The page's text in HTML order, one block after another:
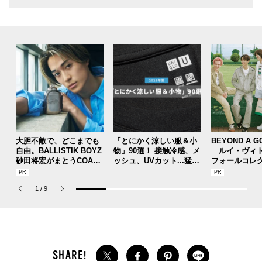
大胆不敵で、どこまでも
自由。BALLISTIK BOYZ
砂田将宏がまとうCOACH
の新作フレグランス「コ
パルファム」
「とにかく涼しい服＆小
物」90選！ 接触冷感、メ
ッシュ、UVカット...猛暑
BEYOND A
ルイ・ヴィ
フォールコレ
描くプレッピ
1 / 9